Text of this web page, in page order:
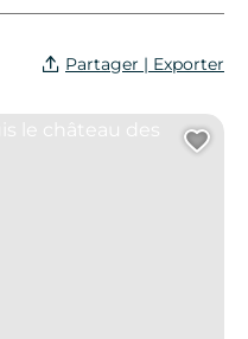
Partager | Exporter
des anglais